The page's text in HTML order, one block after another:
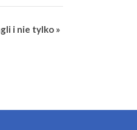
i nie tylko »